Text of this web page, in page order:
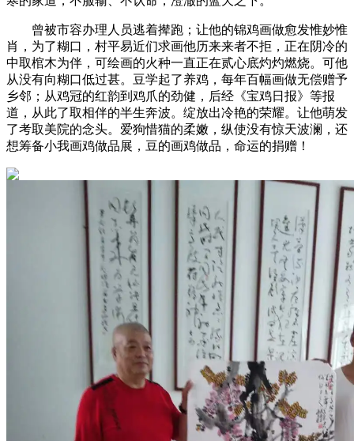
曾被市容办理人员逃着撵跑；让他的锦鸡画做愈发惟妙惟
肖，为了糊口，村平易近们求画他历来来者不拒，正在阴冷的
中取棺木为伴，可绘画的火种一直正在贰心底灼灼燃烧。可他
从没有向糊口低过甚。豆学起了养鸡，每年百幅画做无偿赠予
乡邻；从鸡冠的红韵到鸡爪的劲健，后经《宝鸡日报》等报
道，从此了取相伴的半生奔波。绽放出冷艳的荣耀。让他萌发
了考取美院的念头。爱狗惜猫的柔嫩，纵使没有惊天波澜，还
想筹备小我画鸡做品展，豆的画鸡做品，命运的捐赠！